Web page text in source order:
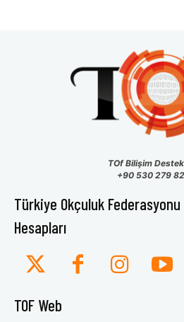
TOf Bilişim
+90 530 279
Türkiye Okçuluk Federasyonu
Hesapları
TOF Web